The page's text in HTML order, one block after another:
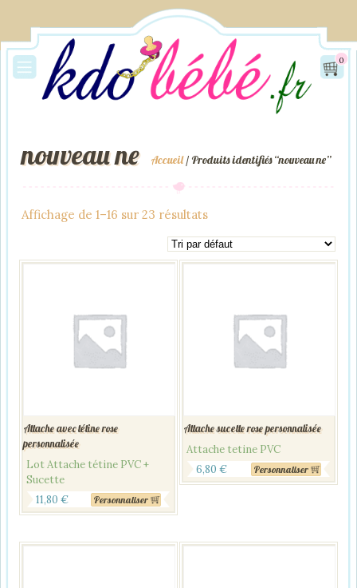
0
Accueil/ Produits identifiés “nouveau ne”
nouveau ne
Affichage de 1–16 sur 23 résultats
Attache avec tétine rose
personnalisée
Lot Attache tétine PVC +
Sucette
11,80 € Personnaliser
Attache sucette rose personnalisée
Attache tetine PVC
6,80 € Personnaliser